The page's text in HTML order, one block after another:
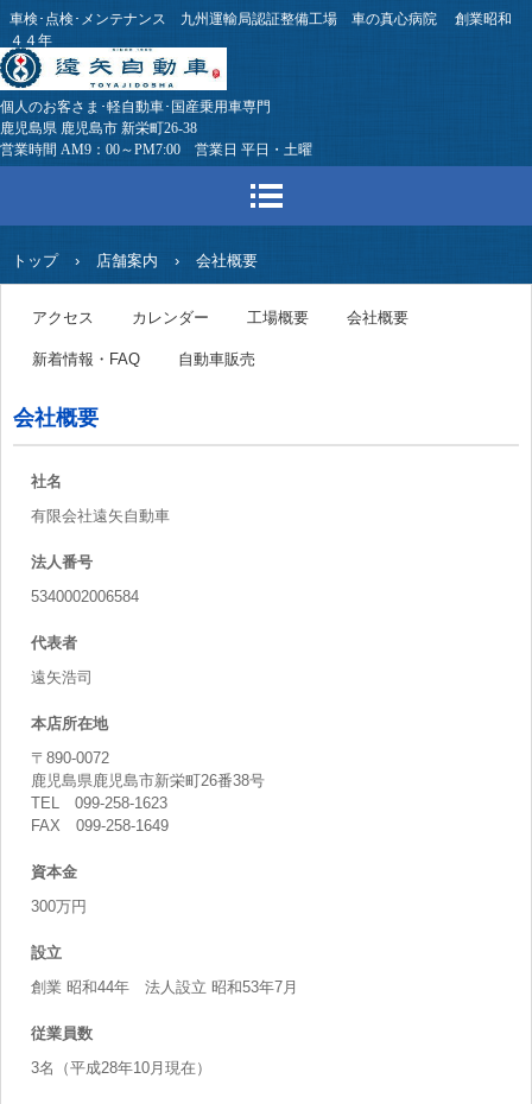
車検･点検･メンテナンス 九州運輸局認証整備工場 車の真心病院 創業昭和
４４年
個人のお客さま･軽自動車･国産乗用車専門
鹿児島県 鹿児島市 新栄町26-38
営業時間 AM9：00～PM7:00 営業日 平日・土曜
トップ › 店舗案内 › 会社概要
アクセス カレンダー 工場概要 会社概要
新着情報・FAQ 自動車販売
会社概要
社名
有限会社遠矢自動車
法人番号
5340002006584
代表者
遠矢浩司
本店所在地
〒890-0072
鹿児島県鹿児島市新栄町26番38号
TEL 099-258-1623
FAX 099-258-1649
資本金
300万円
設立
創業 昭和44年 法人設立 昭和53年7月
従業員数
3名（平成28年10月現在）